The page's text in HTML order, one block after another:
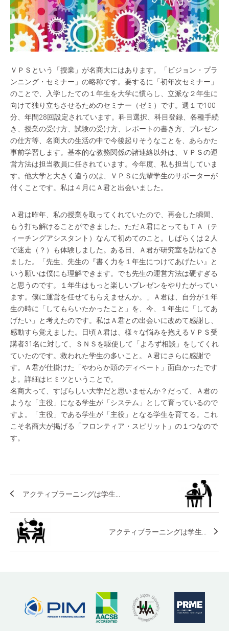
ＶＰＳという「授業」が名商大にはあります。「ビジョン・プラ
ンニング・セミナー」の略称です。要するに「初年次セミナー」
のことで、入学したての１年生を大学に慣らし、立派な２年生に
向けて独り立ちさせるためのセミナー（ゼミ）です。週１で100
分、年間28回設定されています。科目選択、科目登録、各種手続
き、授業の受け方、試験の受け方、レポートの書き方、プレゼン
の仕方等、名商大の生活の中で今後起りそうなことを、あらかた
事前学習します。基本的な教務関係の諸連絡以外は、ＶＰＳの運
営方法は担当教員に任されています。今年度、私も担当していま
す。他大学と大きく違うのは、ＶＰＳに先輩学生のサポーターが
付くことです。私は４月にＡ君と出会いました。
Ａ君は昨年、私の授業を取ってくれていたので、再会した瞬間、
もう打ち解けることができました。ただＡ君にとってもＴＡ（テ
ィーチングアシスタント）なんて初めてのこと。しばらくは２人
で迷走（？）も体験しました。ある日、Ａ君が研究室を訪ねてき
ました。「先生、先生の『書く力を１年生につけてあげたい』と
いう願いは僕にも理解できます。でも先生の運営方法は硬すぎる
と思うのです。１年生はもっと楽しいプレゼンをやりたがってい
ます。僕に運営を任せてもらえませんか。」Ａ君は、自分が１年
生の時に「してもらいたかったこと」を、今、１年生に「してあ
げたい」と考えたのです。私はＡ君との出会いに改めて感謝し、
感動すら覚えました。日頃Ａ君は、様々な悩みを抱えるＶＰＳ受
講者31名に対して、ＳＮＳを駆使して「よろず相談」をしてくれ
ていたのです。救われた学生の多いこと。Ａ君にさらに感謝で
す。Ａ君が仕掛けた「やわらか頭のディベート」面白かったです
よ。詳細はヒミツということで。
名商大って、すばらしい大学だと思いませんか？だって、Ａ君の
ような「主役」になる学生が「システム」として育っているので
すよ。「主役」である学生が「主役」となる学生を育てる。これ
こそ名商大が掲げる「フロンティア・スピリット」の１つなので
す。
アクティブラーニングは学生...
アクティブラーニングは学生...